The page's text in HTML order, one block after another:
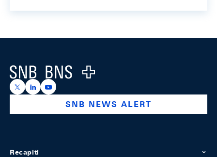
Logo
https://x.com/snb_bns
https://ch.linkedin.com/company/swiss-national-
https://www.youtube.com/@swissnationalbank
SNB NEWS ALERT
Recapiti